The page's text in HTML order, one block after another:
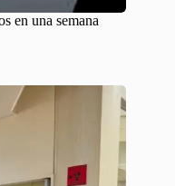
en una semana